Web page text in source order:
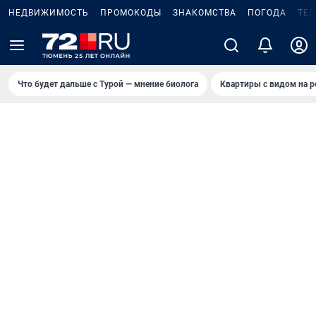
НЕДВИЖИМОСТЬ ПРОМОКОДЫ ЗНАКОМСТВА ПОГОДА
Что будет дальше с Турой — мнение биолога Квартиры с видом на